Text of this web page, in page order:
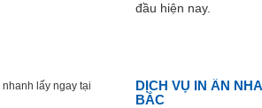
đầu hiện nay.
DỊCH VỤ IN ẤN
BẮC